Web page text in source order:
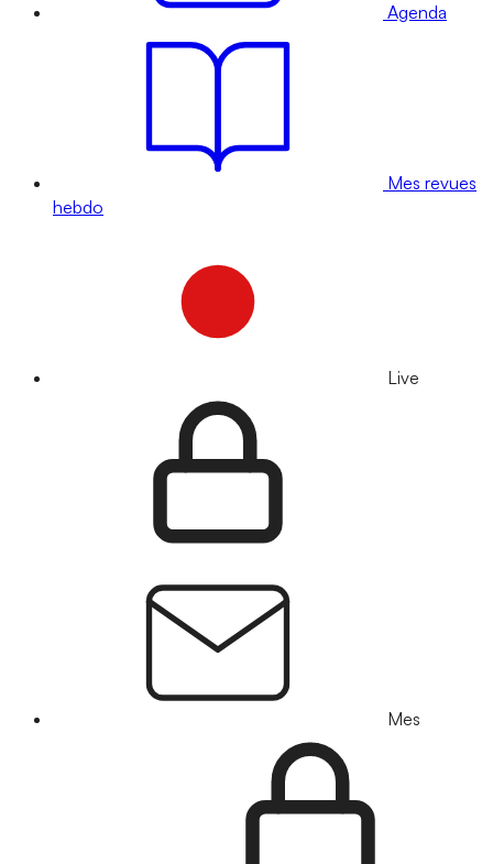
Agenda
Mes revues
hebdo
Live
Mes